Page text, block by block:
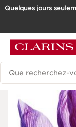
ALLER AU
Quelques jours
Historique des recherches